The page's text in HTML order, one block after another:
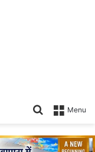
Menu
Search